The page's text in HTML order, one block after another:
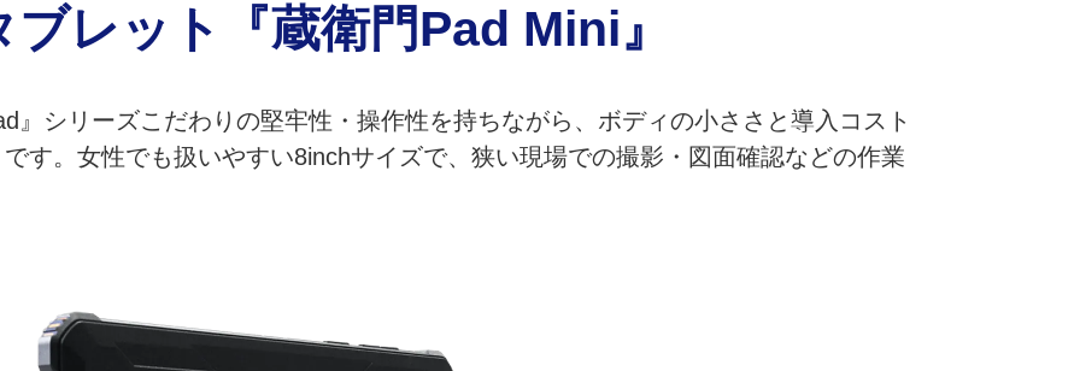
ブレット
『蔵衛門Pad Mini』
』シリーズこだわりの堅牢性・操作性を持ちながら、ボディの小ささと導入コスト
す。女性でも扱いやすい8inchサイズで、狭い現場での撮影・図面確認などの作業